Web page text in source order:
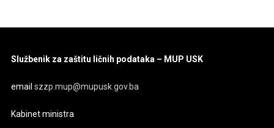
Službenik za zaštitu ličnih podataka – MUP USK
emailszzp.mup@mupusk.gov.ba
Kabinet ministra